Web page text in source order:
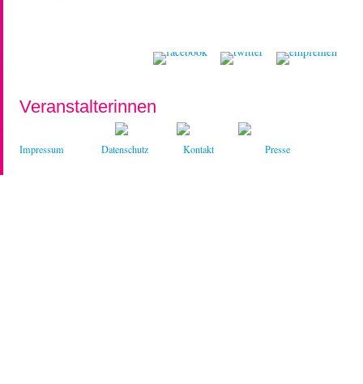
Veranstalterinnen
Impressum Datenschutz Kontakt Presse